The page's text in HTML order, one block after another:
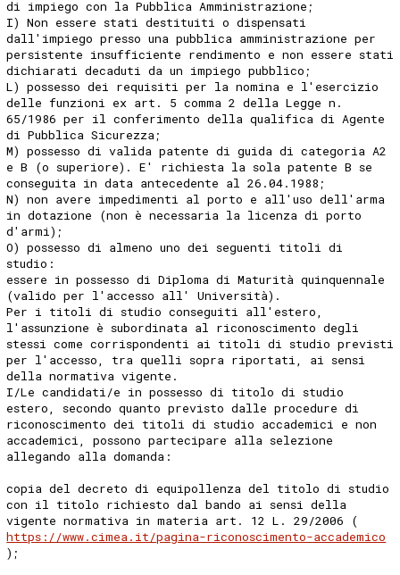
di impiego con la Pubblica Amministrazione;
I) Non essere stati destituiti o dispensati
dall'impiego presso una pubblica amministrazione per
persistente insufficiente rendimento e non essere stati
dichiarati decaduti da un impiego pubblico;
L) possesso dei requisiti per la nomina e l'esercizio
delle funzioni ex art. 5 comma 2 della Legge n.
65/1986 per il conferimento della qualifica di Agente
di Pubblica Sicurezza;
M) possesso di valida patente di guida di categoria A2
e B (o superiore). E' richiesta la sola patente B se
conseguita in data antecedente al 26.04.1988;
N) non avere impedimenti al porto e all'uso dell'arma
in dotazione (non è necessaria la licenza di porto
d'armi);
O) possesso di almeno uno dei seguenti titoli di
studio:
essere in possesso di Diploma di Maturità quinquennale
(valido per l'accesso all' Università).
Per i titoli di studio conseguiti all'estero,
l'assunzione è subordinata al riconoscimento degli
stessi come corrispondenti ai titoli di studio previsti
per l'accesso, tra quelli sopra riportati, ai sensi
della normativa vigente.
I/Le candidati/e in possesso di titolo di studio
estero, secondo quanto previsto dalle procedure di
riconoscimento dei titoli di studio accademici e non
accademici, possono partecipare alla selezione
allegando alla domanda:
copia del decreto di equipollenza del titolo di studio
con il titolo richiesto dal bando ai sensi della
vigente normativa in materia art. 12 L. 29/2006 (
https://www.cimea.it/pagina-riconoscimento-accademico
);